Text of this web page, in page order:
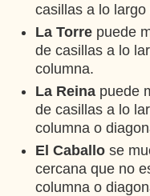
casillas a lo
La Torre puede
de casillas a lo
columna.
La Reina puede
de casillas a lo
columna o
El Caballo se
cercana que no
columna o